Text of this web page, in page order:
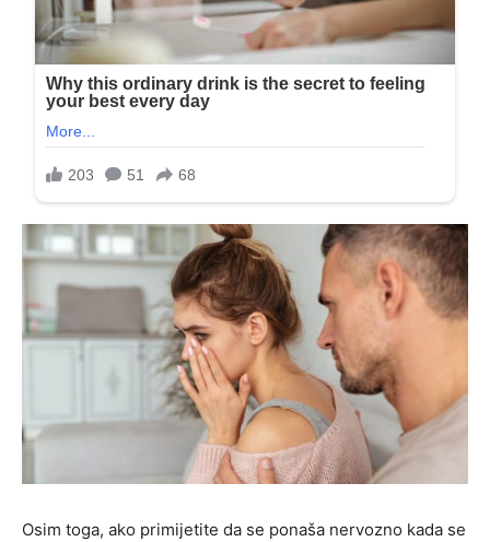
Osim toga, ako primijetite da se ponaša nervozno kada se